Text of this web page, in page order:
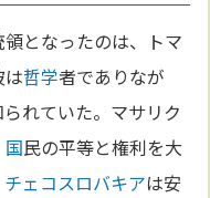
となったのは、トマ
哲学者でありなが
れていた。マサリク
国民の平等と権利を大
チェコスロバキアは安